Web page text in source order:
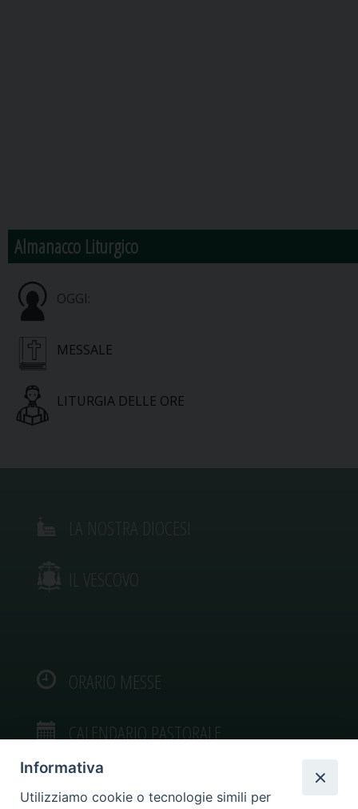
Almanacco Liturgico
OGGI:
MESSALE
LITURGIA DELLE ORE
IL VESCOVO
ORARIO MESSE
CALENDARIO PASTORALE
Informativa
Utilizziamo cookie o tecnologie simili per